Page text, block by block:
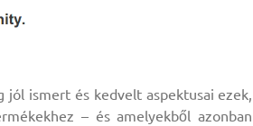
jól ismert és kedvelt aspektusai ezek,
– és amelyekből azonban